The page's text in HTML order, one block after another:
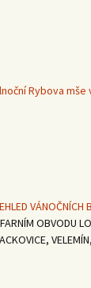
Rybova mše
VÁNOČNÍCH
OBVODU